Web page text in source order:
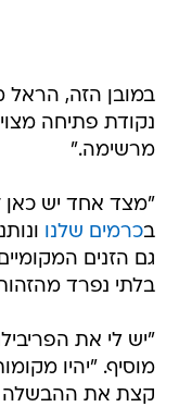
במובן הזה, הראל
נקודת פתיחה
מרשימה."
"מצד אחד יש כאן
בכרמים שלנו
גם הזנים
בלתי נפרד
"יש לי את
מוסיף. "יהיו
קצת את ההבשלה